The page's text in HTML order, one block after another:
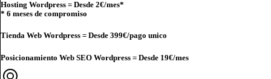
Hosting Wordpress = Desde 2€/mes*
* 6 meses de compromiso
Tienda Web Wordpress = Desde 399€/pago unico
Posicionamiento Web SEO Wordpress = Desde 19€/mes